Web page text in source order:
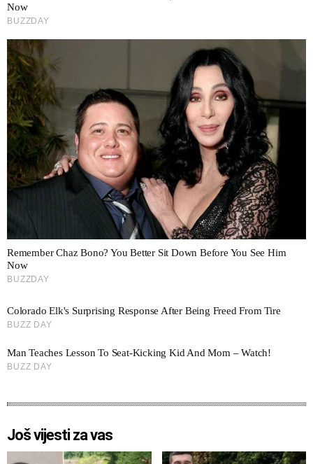
Još vijesti za vas